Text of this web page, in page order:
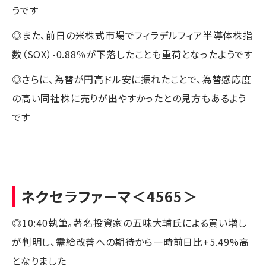
うです
◎また、前日の米株式市場でフィラデルフィア半導体株指
数（SOX）-0.88％が下落したことも重荷となったようです
◎さらに、為替が円高ドル安に振れたことで、為替感応度
の高い同社株に売りが出やすかったとの見方もあるよう
です
ネクセラファーマ＜4565＞
◎10:40執筆。著名投資家の五味大輔氏による買い増し
が判明し、需給改善への期待から一時前日比+5.49%高
となりました